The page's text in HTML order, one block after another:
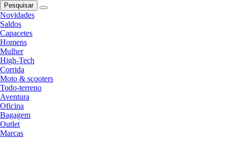
Pesquisar
Novidades
Saldos
Capacetes
Homens
Mulher
High-Tech
Corrida
Moto & scooters
Todo-terreno
Aventura
Oficina
Bagagem
Outlet
Marcas